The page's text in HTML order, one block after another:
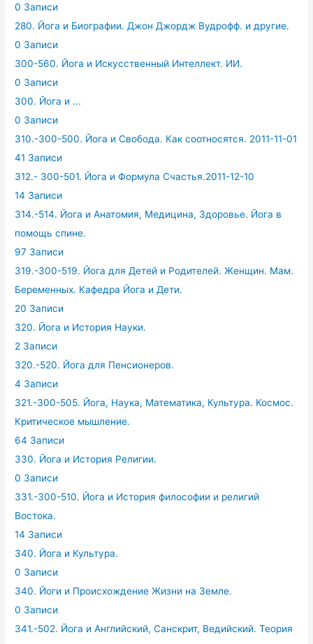
0 Записи
280. Йога и Биографии. Джон Джордж Вудрофф. и другие.
0 Записи
300-560. Йога и Искусственный Интеллект. ИИ.
0 Записи
300. Йога и ...
0 Записи
310.-300-500. Йога и Свобода. Как соотносятся. 2011-11-01
41 Записи
312.- 300-501. Йога и Формула Счастья.2011-12-10
14 Записи
314.-514. Йога и Анатомия, Медицина, Здоровье. Йога в
помощь спине.
97 Записи
319.-300-519. Йога для Детей и Родителей. Женщин. Мам.
Беременных. Кафедра Йога и Дети.
20 Записи
320. Йога и История Науки.
2 Записи
320.-520. Йога для Пенсионеров.
4 Записи
321.-300-505. Йога, Наука, Математика, Культура. Космос.
Критическое мышление.
64 Записи
330. Йога и История Религии.
0 Записи
331.-300-510. Йога и История философии и религий
Востока.
14 Записи
340. Йога и Культура.
0 Записи
340. Йоги и Происхождение Жизни на Земле.
0 Записи
341.-502. Йога и Английский, Санскрит, Ведийский. Теория